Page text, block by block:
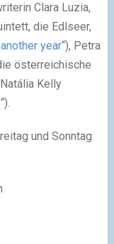
Clara Luzia,
die Edlseer,
another year“), Petra
österreichische
Kelly
“).
und Sonntag